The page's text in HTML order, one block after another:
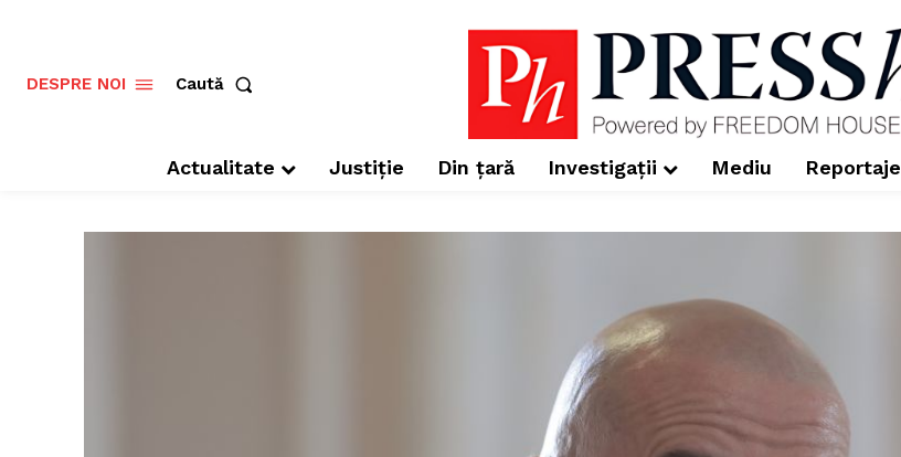
DESPRE NOI Caută
Actualitate Justiție Din țară Investigații Mediu Reportaje